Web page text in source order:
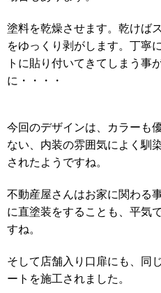
塗料を乾燥させます。乾けば
をゆっくり剥がします。丁寧
トに貼り付いてきてしまう事
に・・・・
今回のデザインは、カラーも
ない、内装の雰囲気によく馴
されたようですね。
不動産屋さんはお家に関わる
に直塗装をすることも、平気
すね。
そして店舗入り口扉にも、同
ートを施工されました。